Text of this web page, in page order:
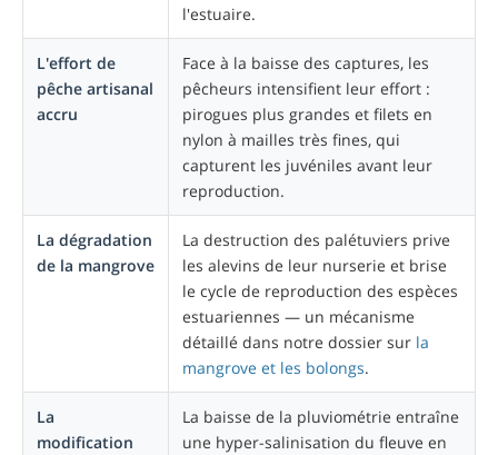
l'estuaire.
L'effort de
pêche artisanal
accru
Face à la baisse des captures, les
pêcheurs intensifient leur effort :
pirogues plus grandes et filets en
nylon à mailles très fines, qui
capturent les juvéniles avant leur
reproduction.
La dégradation
de la mangrove
La destruction des palétuviers prive
les alevins de leur nurserie et brise
le cycle de reproduction des espèces
estuariennes — un mécanisme
détaillé dans notre dossier sur la
mangrove et les bolongs.
La
modification
La baisse de la pluviométrie entraîne
une hyper-salinisation du fleuve en